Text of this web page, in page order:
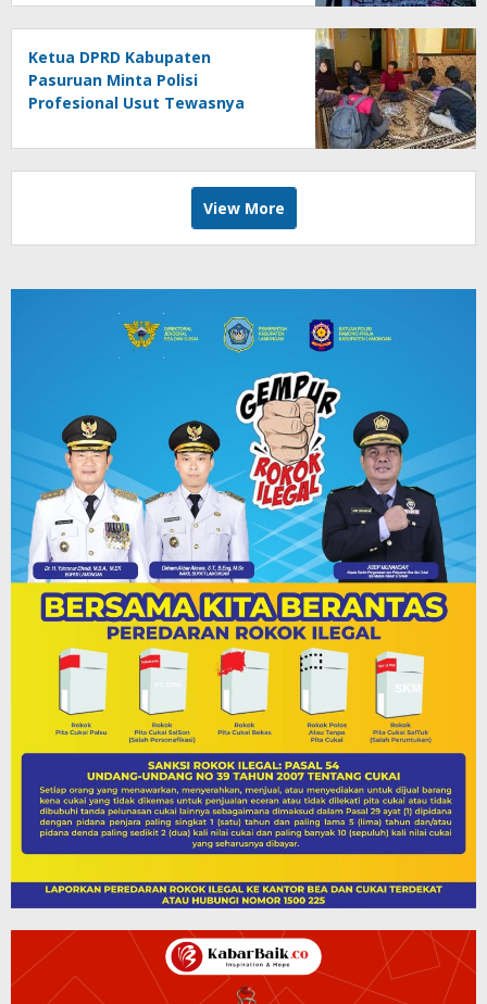
Ketua DPRD Kabupaten
Pasuruan Minta Polisi
Profesional Usut Tewasnya
Penangkapan
View More